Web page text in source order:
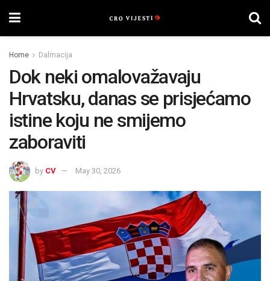
Home Dalmacija
Dok neki omalovažavaju
Hrvatsku, danas se prisjećamo
istine koju ne smijemo
zaboraviti
by CV May 30, 2026